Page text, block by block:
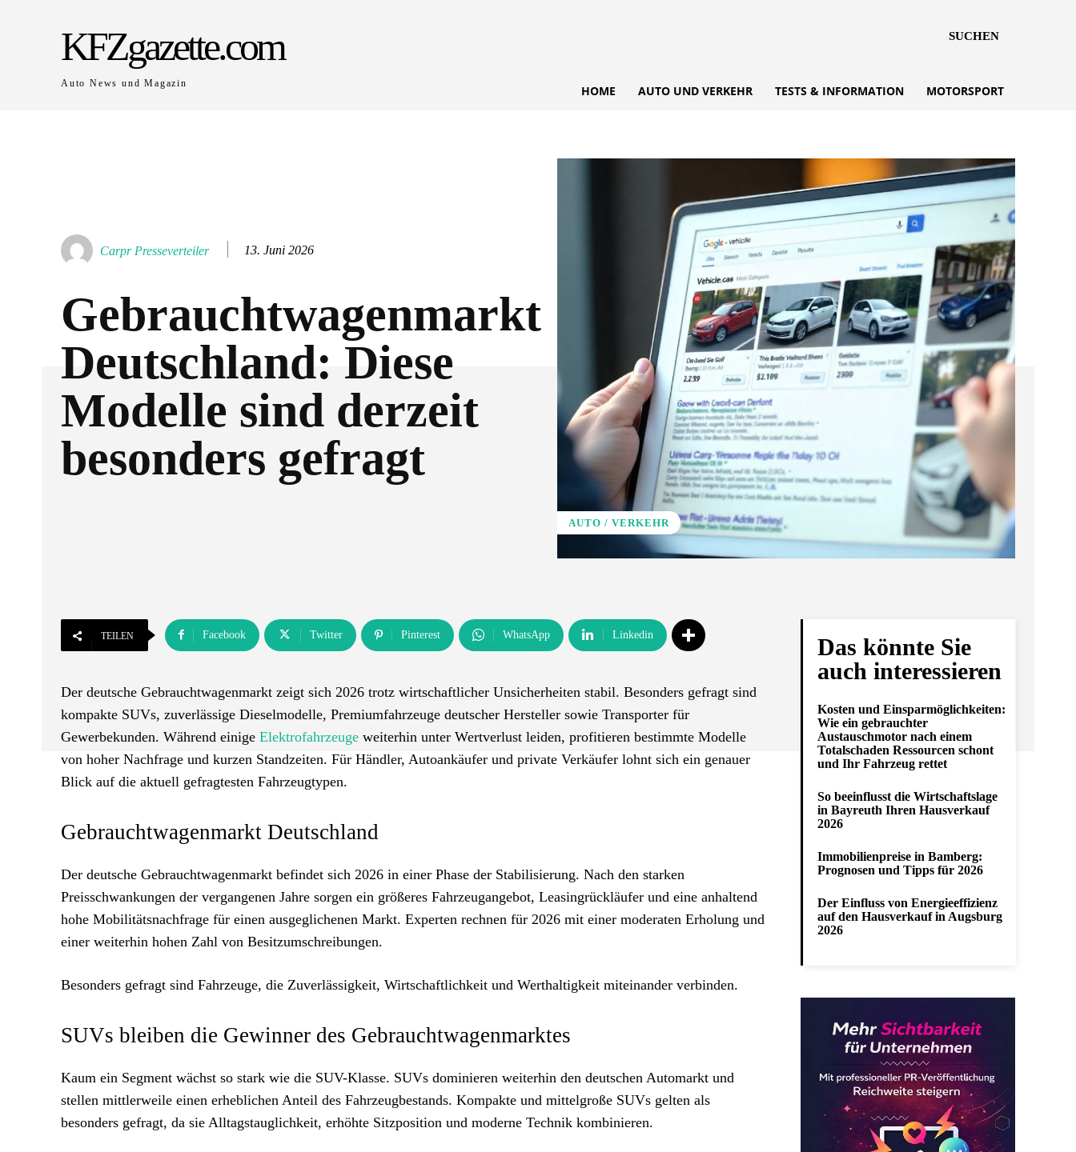
KFZgazette.com
Auto News und Magazin
SUCHEN
HOME AUTO UND VERKEHR TESTS & INFORMATION MOTORSPORT
Carpr Presseverteiler 13. Juni 2026
Gebrauchtwagenmarkt
Deutschland: Diese
Modelle sind derzeit
besonders gefragt
AUTO / VERKEHR
TEILEN Facebook Twitter Pinterest WhatsApp Linkedin
Der deutsche Gebrauchtwagenmarkt zeigt sich 2026 trotz wirtschaftlicher Unsicherheiten stabil. Besonders gefragt sind
kompakte SUVs, zuverlässige Dieselmodelle, Premiumfahrzeuge deutscher Hersteller sowie Transporter für
Gewerbekunden. Während einige Elektrofahrzeuge weiterhin unter Wertverlust leiden, profitieren bestimmte Modelle
von hoher Nachfrage und kurzen Standzeiten. Für Händler, Autoankäufer und private Verkäufer lohnt sich ein genauer
Blick auf die aktuell gefragtesten Fahrzeugtypen.
Gebrauchtwagenmarkt Deutschland
Der deutsche Gebrauchtwagenmarkt befindet sich 2026 in einer Phase der Stabilisierung. Nach den starken
Preisschwankungen der vergangenen Jahre sorgen ein größeres Fahrzeugangebot, Leasingrückläufer und eine anhaltend
hohe Mobilitätsnachfrage für einen ausgeglichenen Markt. Experten rechnen für 2026 mit einer moderaten Erholung und
einer weiterhin hohen Zahl von Besitzumschreibungen.
Besonders gefragt sind Fahrzeuge, die Zuverlässigkeit, Wirtschaftlichkeit und Werthaltigkeit miteinander verbinden.
SUVs bleiben die Gewinner des Gebrauchtwagenmarktes
Kaum ein Segment wächst so stark wie die SUV-Klasse. SUVs dominieren weiterhin den deutschen Automarkt und
stellen mittlerweile einen erheblichen Anteil des Fahrzeugbestands. Kompakte und mittelgroße SUVs gelten als
besonders gefragt, da sie Alltagstauglichkeit, erhöhte Sitzposition und moderne Technik kombinieren.
Das könnte Sie
auch interessieren
Kosten und Einsparmöglichkeiten:
Wie ein gebrauchter
Austauschmotor nach einem
Totalschaden Ressourcen schont
und Ihr Fahrzeug rettet
So beeinflusst die Wirtschaftslage
in Bayreuth Ihren Hausverkauf
2026
Immobilienpreise in Bamberg:
Prognosen und Tipps für 2026
Der Einfluss von Energieeffizienz
auf den Hausverkauf in Augsburg
2026